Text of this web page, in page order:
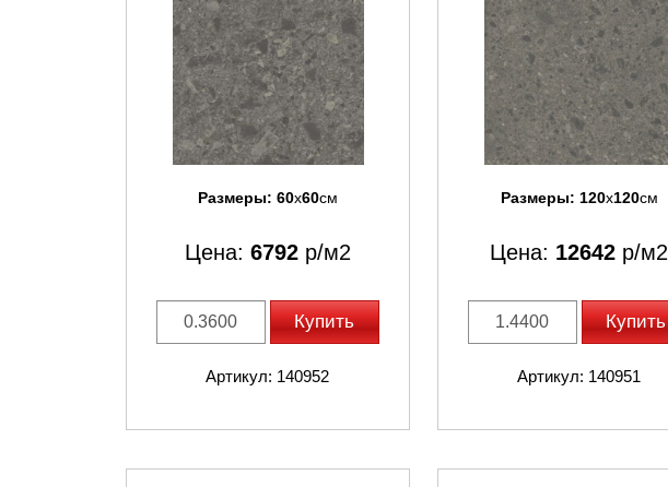
Размеры: 60x60см
Цена: 6792р/м2
Купить
Артикул: 140952
Размеры: 120x120см
Цена: 12642 р/м2
Купить
Артикул: 140951